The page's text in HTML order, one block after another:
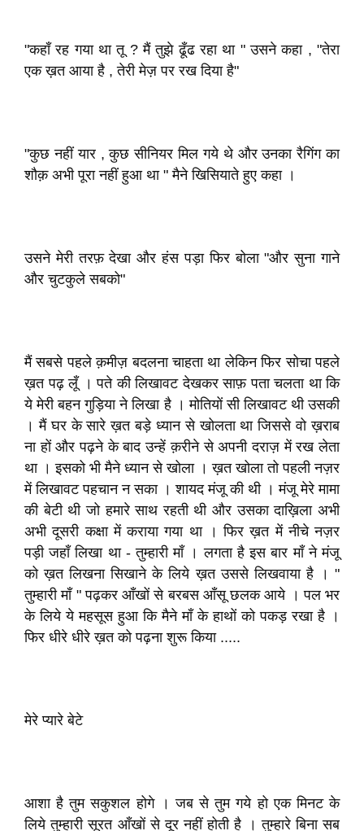
"कहाँ रह गया था तू ? मैं तुझे ढूँढ रहा था " उसने कहा , "तेरा
एक ख़त आया है , तेरी मेज़ पर रख दिया है"
"कुछ नहीं यार , कुछ सीनियर मिल गये थे और उनका रैगिंग का
शौक़ अभी पूरा नहीं हुआ था " मैने खिसियाते हुए कहा ।
उसने मेरी तरफ़ देखा और हंस पड़ा फिर बोला "और सुना गाने
और चुटकुले सबको"
मैं सबसे पहले क़मीज़ बदलना चाहता था लेकिन फिर सोचा पहले
ख़त पढ़ लूँ । पते की लिखावट देखकर साफ़ पता चलता था कि
ये मेरी बहन गुड़िया ने लिखा है । मोतियों सी लिखावट थी उसकी
। मैं घर के सारे ख़त बड़े ध्यान से खोलता था जिससे वो ख़राब
ना हों और पढ़ने के बाद उन्हें क़रीने से अपनी दराज़ में रख लेता
था । इसको भी मैने ध्यान से खोला । ख़त खोला तो पहली नज़र
में लिखावट पहचान न सका । शायद मंजू की थी । मंजू मेरे मामा
की बेटी थी जो हमारे साथ रहती थी और उसका दाख़िला अभी
अभी दूसरी कक्षा में कराया गया था । फिर ख़त में नीचे नज़र
पड़ी जहाँ लिखा था - तुम्हारी माँ । लगता है इस बार माँ ने मंजू
को ख़त लिखना सिखाने के लिये ख़त उससे लिखवाया है । "
तुम्हारी माँ " पढ़कर आँखों से बरबस आँसू छलक आये । पल भर
के लिये ये महसूस हुआ कि मैने माँ के हाथों को पकड़ रखा है ।
फिर धीरे धीरे ख़त को पढ़ना शुरू किया .....
मेरे प्यारे बेटे
आशा है तुम सकुशल होगे । जब से तुम गये हो एक मिनट के
लिये तुम्हारी सूरत आँखों से दूर नहीं होती है । तुम्हारे बिना सब